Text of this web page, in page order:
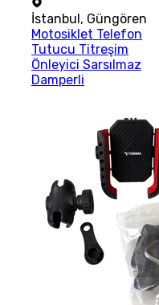
İstanbul, Güngören
Motosiklet Telefon
Tutucu Titreşim
Önleyici Sarsılmaz
Damperli